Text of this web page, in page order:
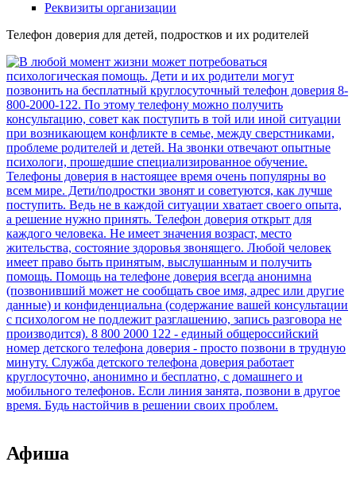
Реквизиты организации
Телефон доверия для детей, подростков и их родителей
Афиша